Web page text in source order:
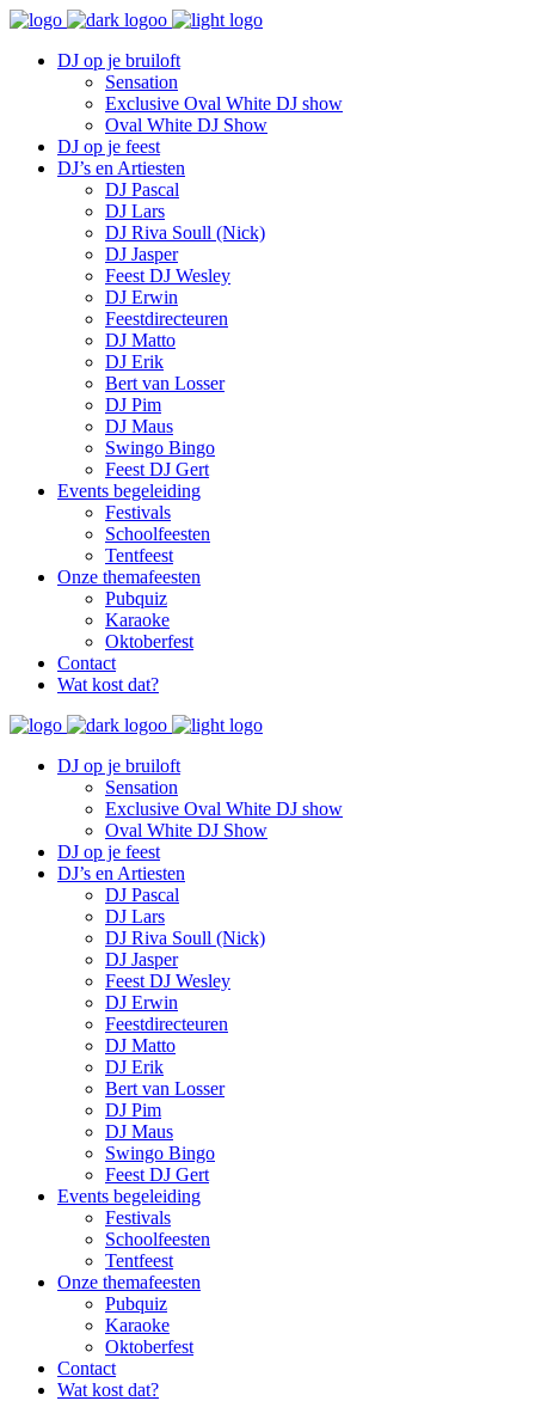
DJ op je bruiloft
Sensation
Exclusive Oval White DJ show
Oval White DJ Show
DJ op je feest
DJ’s en Artiesten
DJ Pascal
DJ Lars
DJ Riva Soull (Nick)
DJ Jasper
Feest DJ Wesley
DJ Erwin
Feestdirecteuren
DJ Matto
DJ Erik
Bert van Losser
DJ Pim
DJ Maus
Swingo Bingo
Feest DJ Gert
Events begeleiding
Festivals
Schoolfeesten
Tentfeest
Onze themafeesten
Pubquiz
Karaoke
Oktoberfest
Contact
Wat kost dat?
DJ op je bruiloft
Sensation
Exclusive Oval White DJ show
Oval White DJ Show
DJ op je feest
DJ’s en Artiesten
DJ Pascal
DJ Lars
DJ Riva Soull (Nick)
DJ Jasper
Feest DJ Wesley
DJ Erwin
Feestdirecteuren
DJ Matto
DJ Erik
Bert van Losser
DJ Pim
DJ Maus
Swingo Bingo
Feest DJ Gert
Events begeleiding
Festivals
Schoolfeesten
Tentfeest
Onze themafeesten
Pubquiz
Karaoke
Oktoberfest
Contact
Wat kost dat?